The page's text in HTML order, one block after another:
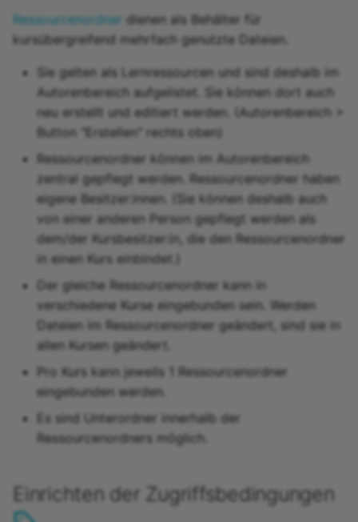
Ressourcenordner dienen als Behälter für
kursübergreifend mehrfach genutzte Dateien.
Sie gelten als Lernressourcen und sind deshalb im
Autorenbereich aufgelistet. Sie können dort auch
neu erstellt und editiert werden. (Autorenbereich >
Button "Erstellen" rechts oben)
Ressourcenordner können im Autorenbereich
zentral gepflegt werden. Ressourcenordner haben
eigene Besitzer:innen. (Sie können deshalb auch
von einer anderen Person gepflegt werden als
dem/der Kursbesitzer:in, die den Ressourcenordner
in einen Kurs einbindet.)
Der gleiche Ressourcenordner kann in
verschiedene Kurse eingebunden sein. Werden
Dateien im Ressourcenordner geändert, sind sie in
allen Kursen geändert.
Pro Kurs kann jeweils 1 Ressourcenordner
eingebunden werden.
Es sind Unterordner innerhalb der
Ressourcenordners möglich.
Einrichten der Zugriffsbedingungen